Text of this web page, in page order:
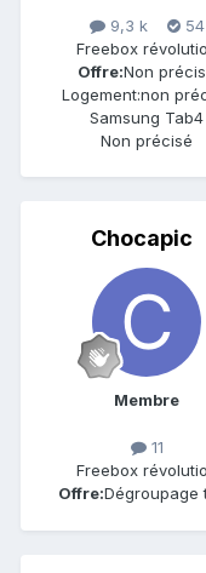
9,3 k
54
Freebox
Offre:Non
Logement:non
Samsung Tab4
Non précisé
Chocapic
Membre
11
Freebox
Offre:Dégroupage